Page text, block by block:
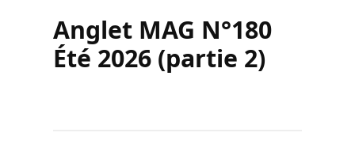
Anglet MAG N°180
Été 2026 (partie 2)